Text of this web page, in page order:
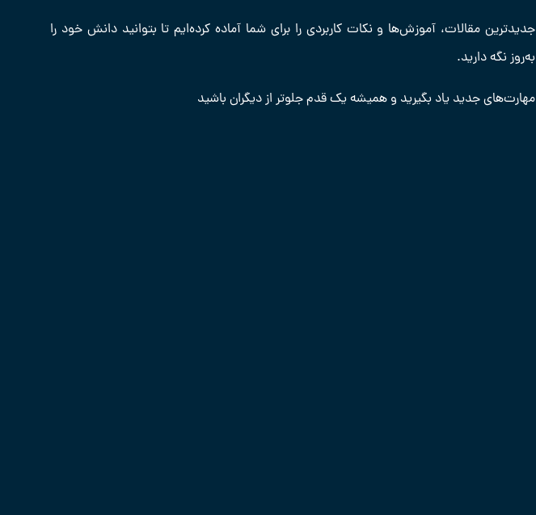
جدیدترین مقالات، آموزش‌ها و نکات کاربردی را برای شما آماده کرده‌ایم تا بتوانید دانش خود را
به‌روز نگه دارید.
مهارت‌های جدید یاد بگیرید و همیشه یک قدم جلوتر از دیگران باشید